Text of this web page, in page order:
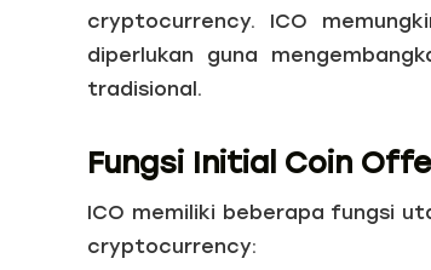
cryptocurrency. ICO
diperlukan guna
tradisional.
Fungsi Initial Coin
ICO memiliki beberapa fungsi
cryptocurrency: